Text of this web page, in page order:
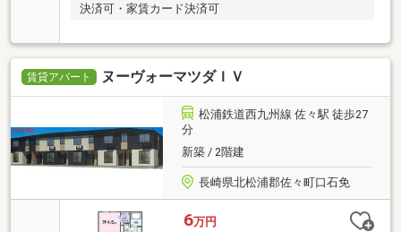
決済可・家賃カード決済可
賃貸アパート ヌーヴォーマツダＩＶ
松浦鉄道西九州線 佐々駅 徒歩27
分
新築 / 2階建
長崎県北松浦郡佐々町口石免
6万円